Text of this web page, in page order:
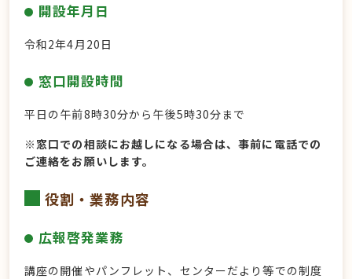
開設年月日
令和2年4月20日
窓口開設時間
平日の午前8時30分から午後5時30分まで
※窓口での相談にお越しになる場合は、事前に電話での
ご連絡をお願いします。
役割・業務内容
広報啓発業務
講座の開催やパンフレット、センターだより等での制度